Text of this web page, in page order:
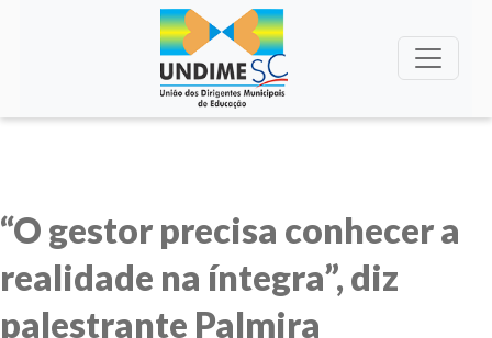
“O gestor precisa conhecer a
realidade na íntegra”, diz
palestrante Palmira